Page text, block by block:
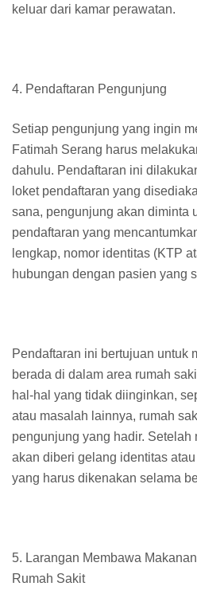
keluar dari kamar perawatan.
4. Pendaftaran Pengunjung
Setiap pengunjung yang ingin
Fatimah Serang harus
dahulu. Pendaftaran ini
loket pendaftaran yang
sana, pengunjung akan diminta
pendaftaran yang
lengkap, nomor identitas (KTP
hubungan dengan pasien yang
Pendaftaran ini bertujuan untuk
berada di dalam area rumah
hal-hal yang tidak diinginkan,
atau masalah lainnya, rumah
pengunjung yang hadir. Setelah
akan diberi gelang identitas
yang harus dikenakan selama
5. Larangan Membawa
Rumah Sakit